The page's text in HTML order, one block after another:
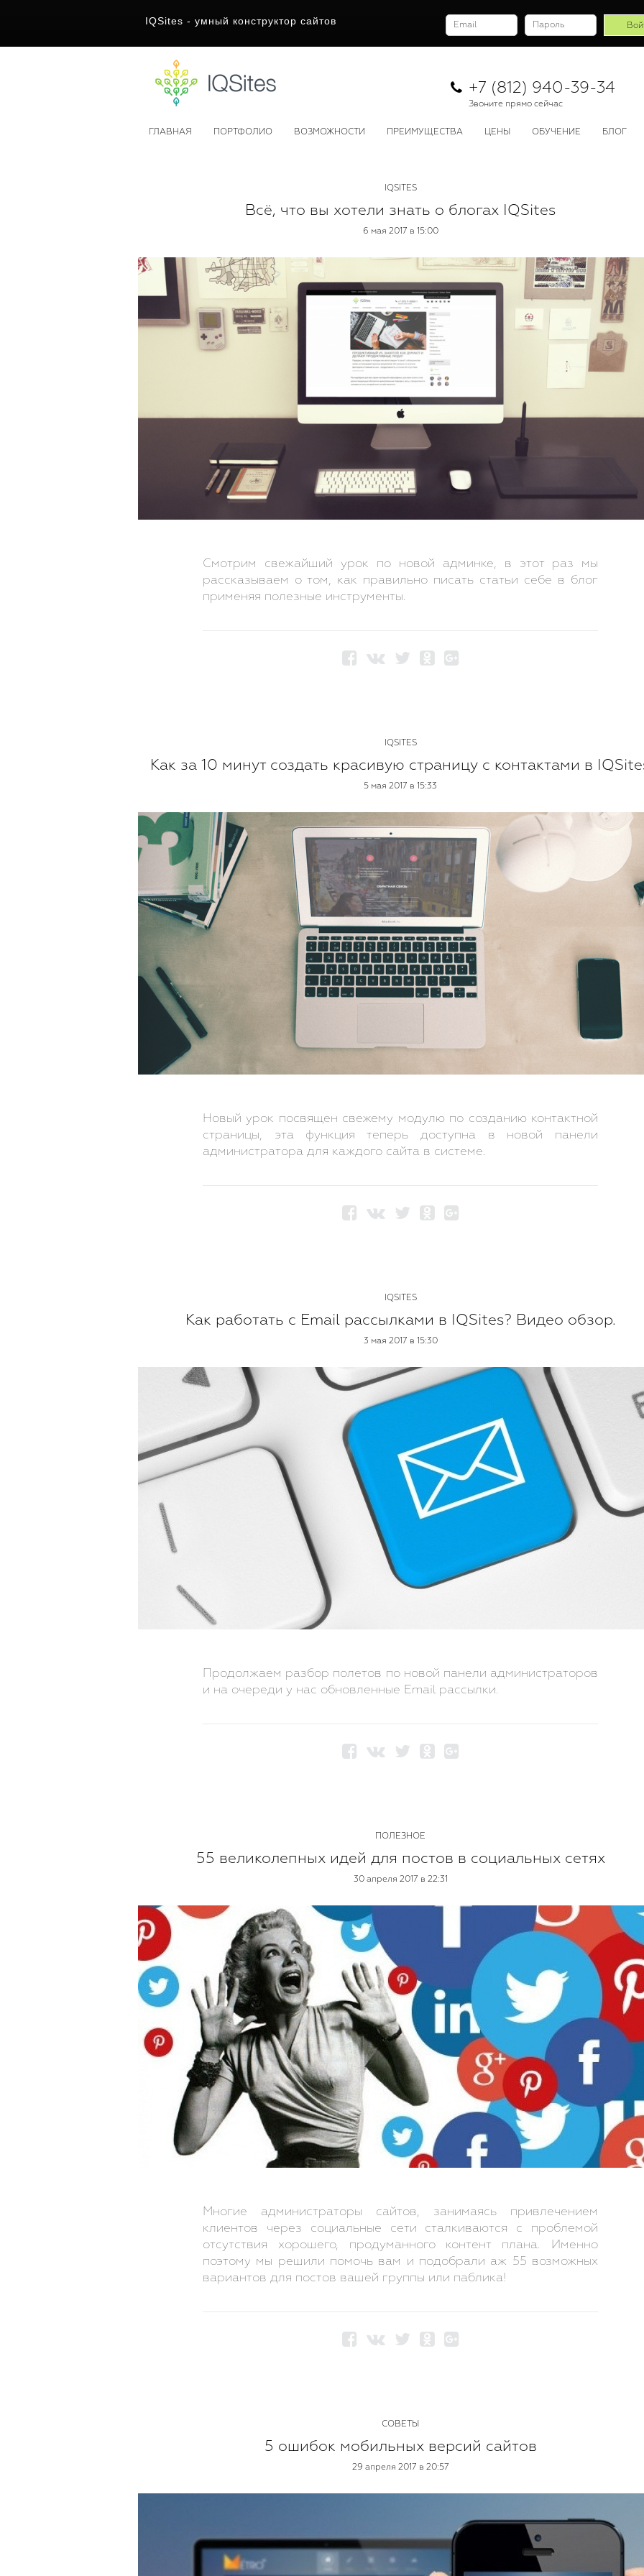
IQSites - умный конструктор сайтов
+7 (812) 940-39-34
Звоните прямо сейчас
ГЛАВНАЯ ПОРТФОЛИО ВОЗМОЖНОСТИ ПРЕИМУЩЕСТВА ЦЕНЫ ОБУЧЕНИЕ БЛОГ
IQSITES
Всё, что вы хотели знать о блогах IQSites
6 мая 2017 в 15:00
Смотрим свежайший урок по новой админке, в этот раз мы
рассказываем о том, как правильно писать статьи себе в блог
применяя полезные инструменты.
IQSITES
Как за 10 минут создать красивую страницу с контактами в
5 мая 2017 в 15:33
Новый урок посвящен свежему модулю по созданию контактной
страницы, эта функция теперь доступна в новой панели
администратора для каждого сайта в системе.
IQSITES
Как работать с Email рассылками в IQSites? Видео обзор.
3 мая 2017 в 15:30
Продолжаем разбор полетов по новой панели администраторов
и на очереди у нас обновленные Email рассылки.
ПОЛЕЗНОЕ
55 великолепных идей для постов в социальных сетях
30 апреля 2017 в 22:31
Многие администраторы сайтов, занимаясь привлечением
клиентов через социальные сети сталкиваются с проблемой
отсутствия хорошего, продуманного контент плана. Именно
поэтому мы решили помочь вам и подобрали аж 55 возможных
вариантов для постов вашей группы или паблика!
СОВЕТЫ
5 ошибок мобильных версий сайтов
29 апреля 2017 в 20:57